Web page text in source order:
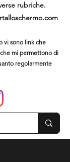
rubriche.
vi sono link che
mi permettono di
regolarmente